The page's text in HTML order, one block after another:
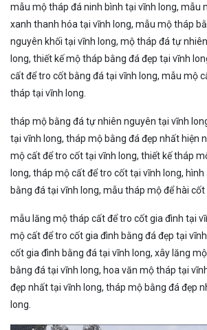
mẫu mộ tháp đá ninh bình tại vĩnh long, mẫu
xanh thanh hóa tại vĩnh long, mẫu mộ tháp
nguyên khối tại vĩnh long, mộ tháp đá tự
long, thiết kế mộ tháp bằng đá đẹp tại vĩnh
cất để tro cốt bằng đá tại vĩnh long, mẫu mộ
tháp tại vĩnh long.
tháp mộ bằng đá tự nhiên nguyên tại vĩnh
tại vĩnh long, tháp mộ bằng đá đẹp nhất hiện
mộ cất để tro cốt tại vĩnh long, thiết kế tháp
long, tháp mộ cất để tro cốt tại vĩnh long,
bằng đá tại vĩnh long, mẫu tháp mộ để hài cốt
mẫu lăng mộ tháp cất để tro cốt gia đình tại
mộ cất để tro cốt gia đình bằng đá đẹp tại
cốt gia đình bằng đá tại vĩnh long, xây lăng
bằng đá tại vĩnh long, hoa văn mộ tháp tại
đẹp nhất tại vĩnh long, tháp mộ bằng đá đẹp
long.